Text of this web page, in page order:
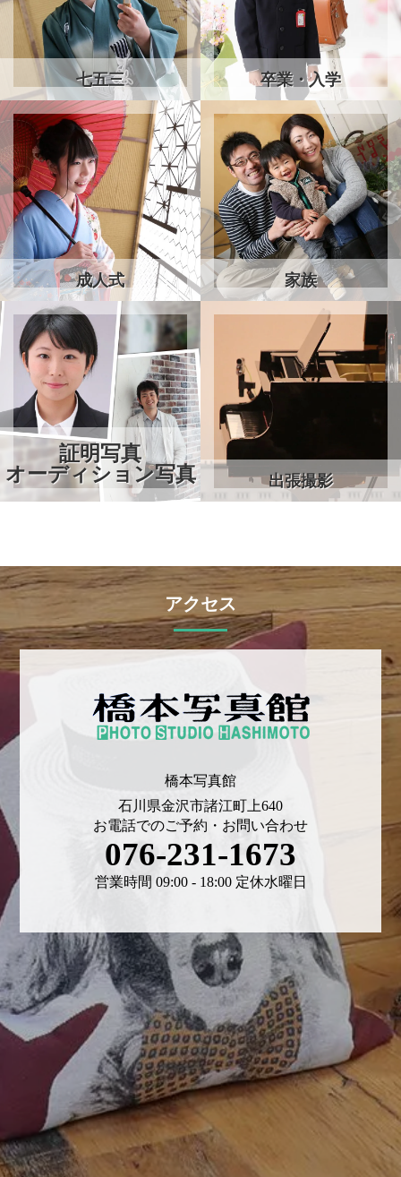
七五三 卒業・入学
成人式 家族
証明写真
オーディション写真
出張撮影
アクセス
橋本写真館
石川県金沢市諸江町上640
お電話でのご予約・お問い合わせ
076-231-1673
営業時間 09:00 - 18:00 定休水曜日